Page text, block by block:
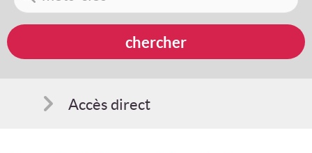
Accès direct